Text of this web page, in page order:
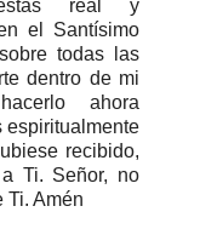
real y
el Santísimo
todas las
dentro de mi
ahora
espiritualmente
recibido,
Ti. Señor, no
Ti. Amén